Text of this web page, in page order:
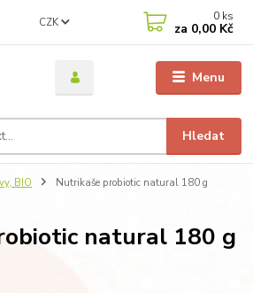
Menu
CZK
Hledat
0 ks
za 0,00 Kč
BIO
Nutrikaše probiotic natural 180 g
natural 180 g